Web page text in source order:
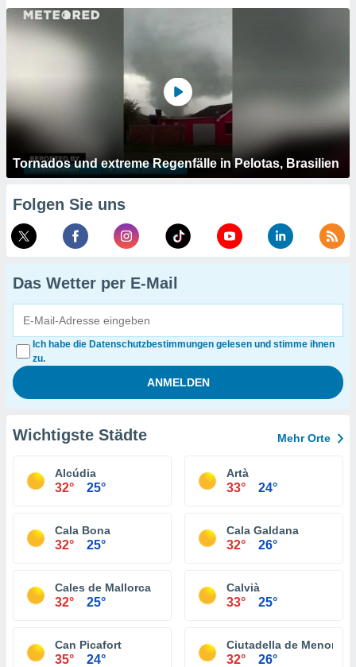
Tornados und extreme Regenfälle in Pelotas, Brasilien
Folgen Sie uns
Das Wetter per E-Mail
Ich habe die Datenschutzbestimmungen gelesen und stimme ihnen
zu.
Wichtigste Städte Mehr Orte
Alcúdia
32° 25°
Artà
33° 24°
Cala Bona
32° 25°
Cala Galdana
32° 26°
Cales de Mallorca
32° 25°
Calvià
33° 25°
Can Picafort
35° 24°
Ciutadella de Menorca
32° 26°